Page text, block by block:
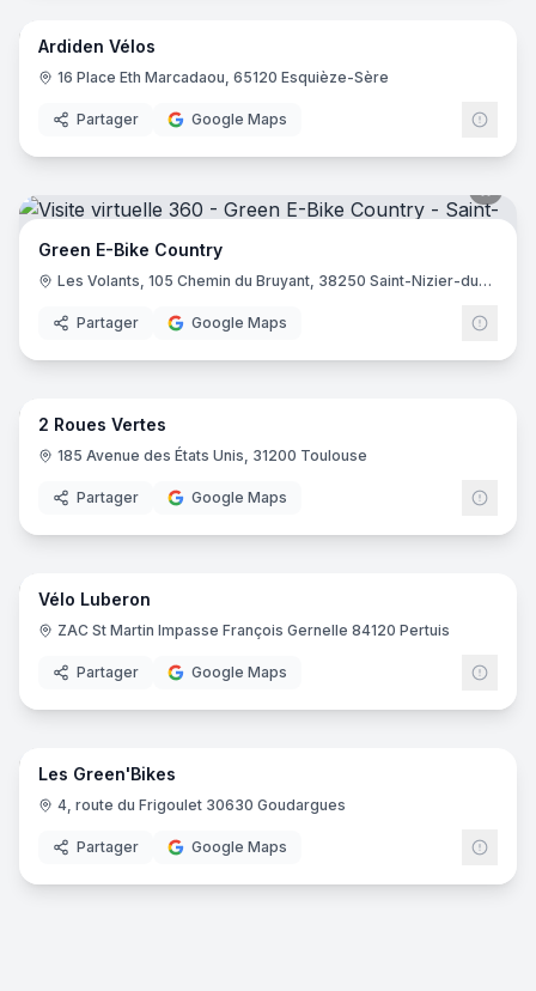
Ardiden Vélos
16 Place Eth Marcadaou, 65120 Esquièze-Sère
Partager Google Maps
Green E-Bike Country
Les Volants, 105 Chemin du Bruyant, 38250 Saint-Nizier-du-Moucherotte
Partager Google Maps
8
2 Roues Vertes
185 Avenue des États Unis, 31200 Toulouse
Partager Google Maps
8
Vélo Luberon
ZAC St Martin Impasse François Gernelle 84120 Pertuis
Partager Google Maps
Les Green'Bikes
4, route du Frigoulet 30630 Goudargues
Partager Google Maps